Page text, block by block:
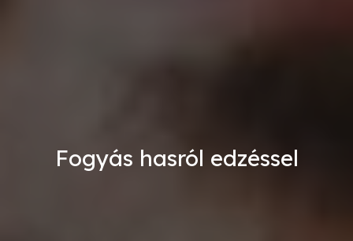
Fogyás hasról edzéssel